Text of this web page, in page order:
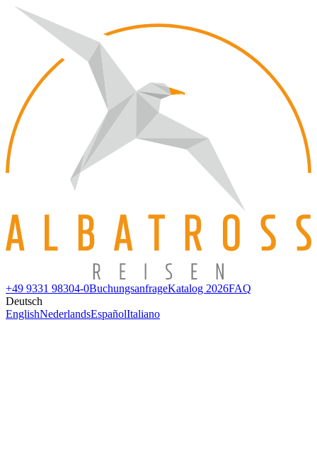
+49 9331 98304-0BuchungsanfrageKatalog 2026FAQ
Deutsch
EnglishNederlandsEspañolItaliano